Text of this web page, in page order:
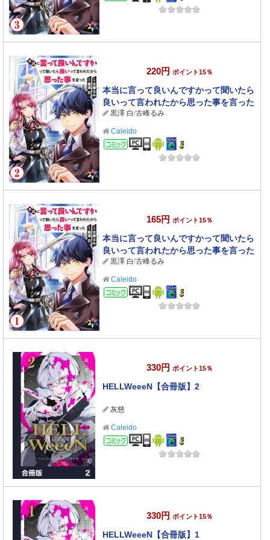
220円 ポイント15％
本当に言って良いんですかって聞いたら
良いって言われたから思った事を言った
2 黒澤 白/古峰るみ
Caleido
コミック
165円 ポイント15％
本当に言って良いんですかって聞いたら
良いって言われたから思った事を言った
1 黒澤 白/古峰るみ
Caleido
コミック
330円 ポイント15％
HELLWeeeN【合冊版】2
灰慈
Caleido
コミック
330円 ポイント15％
HELLWeeeN【合冊版】1